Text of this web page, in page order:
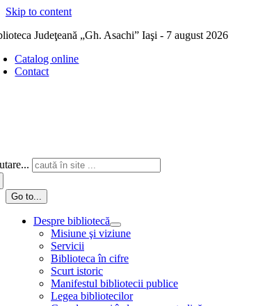
Skip to content
Judeţeană „Gh. Asachi” Iaşi - 7 august 2026
Catalog online
Contact
Go to...
Despre bibliotecă
Misiune şi viziune
Servicii
Biblioteca în cifre
Scurt istoric
Manifestul bibliotecii publice
Legea bibliotecilor